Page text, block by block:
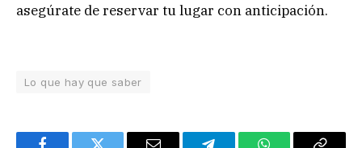
asegúrate de reservar tu lugar con anticipación.
Lo que hay que saber